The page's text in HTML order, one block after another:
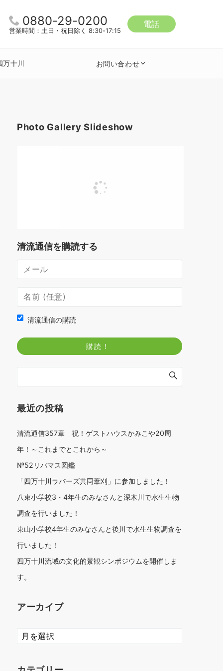
0880-29-0200
営業時間：土日・祝日除く 8:30-17:15
電話
万十川 お問い合わせ
Photo Gallery Slideshow
清流通信を購読する
清流通信の購読
最近の投稿
清流通信357章 祝！ゲストハウスかみこや20周
年！～これまでとこれから～
№52リバマス図鑑
「四万十川ラバーズ共同葦刈」に参加しました！
八束小学校3・4年生のみなさんと深木川で水生生物
調査を行いました！
東山小学校4年生のみなさんと後川で水生生物調査を
行いました！
四万十川流域の文化的景観シンポジウムを開催しま
す。
アーカイブ
ア
ー